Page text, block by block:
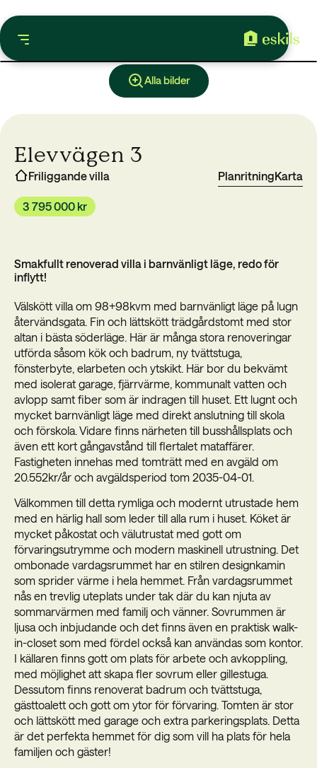
Alla bilder
Elevvägen 3
3 795 000 kr
Friliggande villa PlanritningKarta
Smakfullt renoverad villa i barnvänligt läge, redo för
inflytt!
Välskött villa om 98+98kvm med barnvänligt läge på lugn
återvändsgata. Fin och lättskött trädgårdstomt med stor
altan i bästa söderläge. Här är många stora renoveringar
utförda såsom kök och badrum, ny tvättstuga,
fönsterbyte, elarbeten och ytskikt. Här bor du bekvämt
med isolerat garage, fjärrvärme, kommunalt vatten och
avlopp samt fiber som är indragen till huset. Ett lugnt och
mycket barnvänligt läge med direkt anslutning till skola
och förskola. Vidare finns närheten till busshållsplats och
även ett kort gångavstånd till flertalet mataffärer.
Fastigheten innehas med tomträtt med en avgäld om
20.552kr/år och avgäldsperiod tom 2035-04-01.
Välkommen till detta rymliga och modernt utrustade hem
med en härlig hall som leder till alla rum i huset. Köket är
mycket påkostat och välutrustat med gott om
förvaringsutrymme och modern maskinell utrustning. Det
ombonade vardagsrummet har en stilren designkamin
som sprider värme i hela hemmet. Från vardagsrummet
nås en trevlig uteplats under tak där du kan njuta av
sommarvärmen med familj och vänner. Sovrummen är
ljusa och inbjudande och det finns även en praktisk walk-
in-closet som med fördel också kan användas som kontor.
I källaren finns gott om plats för arbete och avkoppling,
med möjlighet att skapa fler sovrum eller gillestuga.
Dessutom finns renoverat badrum och tvättstuga,
gästtoalett och gott om ytor för förvaring. Tomten är stor
och lättskött med garage och extra parkeringsplats. Detta
är det perfekta hemmet för dig som vill ha plats för hela
familjen och gäster!